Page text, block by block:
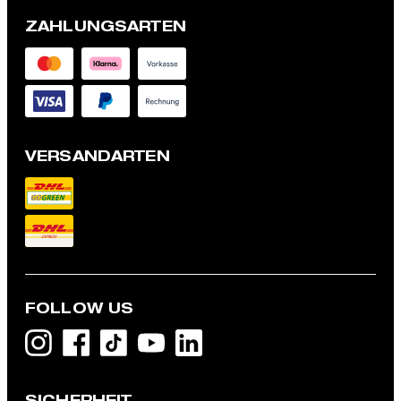
119,95 €
ZAHLUNGSARTEN
VERSANDARTEN
FOLLOW US